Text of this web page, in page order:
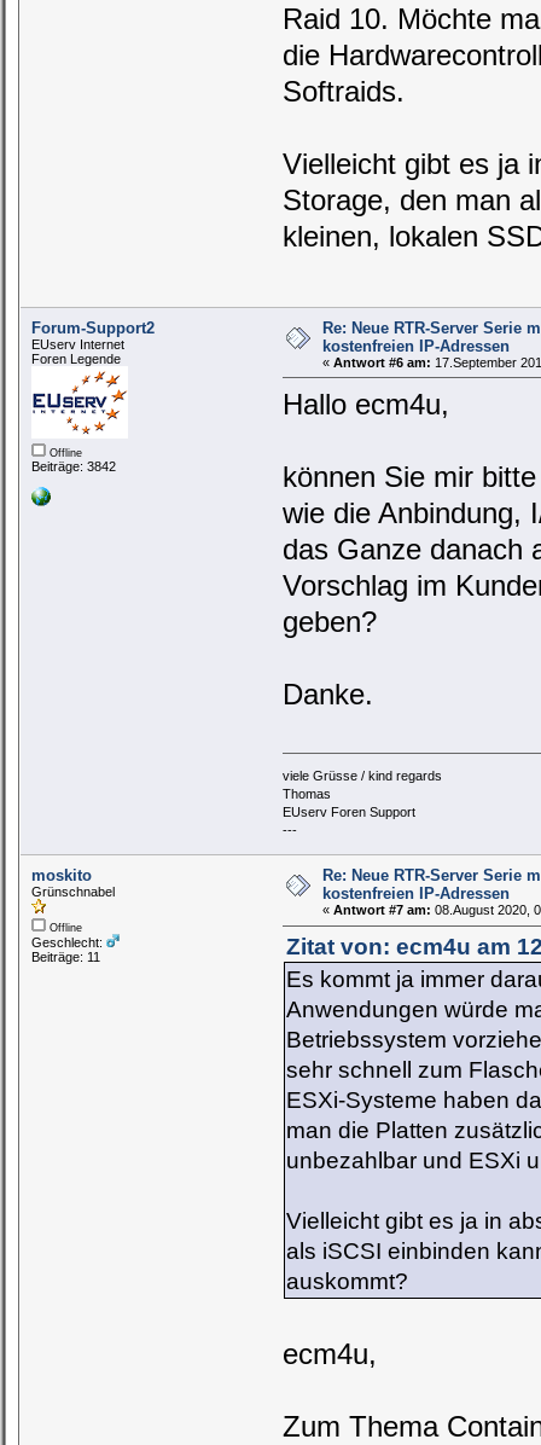
Raid 10. Möchte
die
Softraids.
Vielleicht gibt es ja
Storage, den man
kleinen, lokalen
Forum-Support2
EUserv Internet
Foren Legende
Offline
Beiträge: 3842
Re: Neue RTR-Server Serie
kostenfreien IP-Adressen
« Antwort #6 am: 17.September
Hallo ecm4u,
können Sie mir
wie die Anbindung,
das Ganze danach
Vorschlag im
geben?
Danke.
viele Grüsse / kind regards
Thomas
EUserv Foren Support
---
moskito
Grünschnabel
Offline
Geschlecht:
Beiträge: 11
Re: Neue RTR-Server Serie
kostenfreien IP-Adressen
« Antwort #7 am: 08.August 2020,
Zitat von: ecm4u am
Es kommt ja immer
Anwendungen würde
Betriebssystem
sehr schnell zum
ESXi-Systeme haben
man die Platten
unbezahlbar und ESXi
Vielleicht gibt es ja in
als iSCSI einbinden
auskommt?
ecm4u,
Zum Thema